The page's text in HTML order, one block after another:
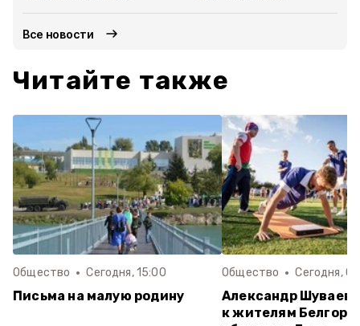
Все новости
Читайте также
Общество Сегодня, 15:00
Письма на малую родину
Общество Сегодня,
Александр Шуваев
к жителям